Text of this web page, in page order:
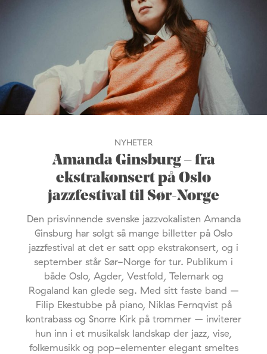
NYHETER
Amanda Ginsburg – fra
ekstrakonsert på Oslo
jazzfestival til Sør-Norge
Den prisvinnende svenske jazzvokalisten Amanda
Ginsburg har solgt så mange billetter på Oslo
jazzfestival at det er satt opp ekstrakonsert, og i
september står Sør-Norge for tur. Publikum i
både Oslo, Agder, Vestfold, Telemark og
Rogaland kan glede seg. Med sitt faste band –
Filip Ekestubbe på piano, Niklas Fernqvist på
kontrabass og Snorre Kirk på trommer – inviterer
hun inn i et musikalsk landskap der jazz, vise,
folkemusikk og pop-elementer elegant smeltes